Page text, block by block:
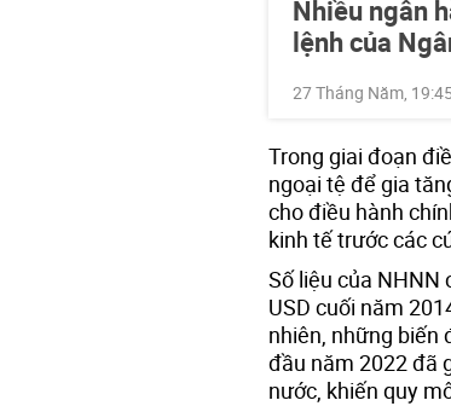
Nhiều ngân
lệnh của
27 Tháng Năm,
Trong giai đoạn
ngoại tệ để gia
cho điều hành
kinh tế trước các
Số liệu của
USD cuối năm
nhiên, những biến
đầu năm 2022 đã
nước, khiến quy